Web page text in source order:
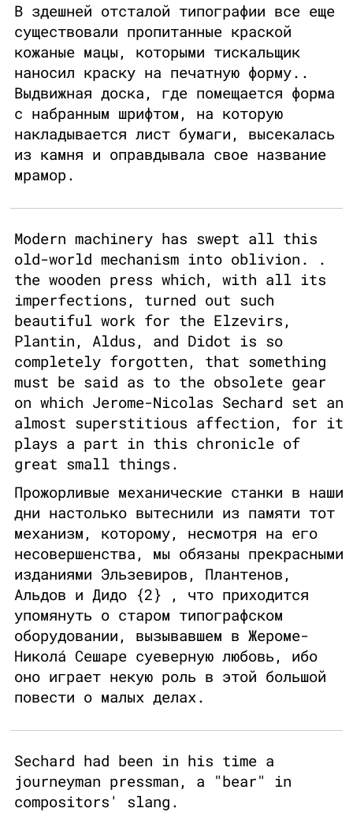
В здешней отсталой типографии все еще
существовали пропитанные краской
кожаные мацы, которыми тискальщик
наносил краску на печатную форму..
Выдвижная доска, где помещается форма
с набранным шрифтом, на которую
накладывается лист бумаги, высекалась
из камня и оправдывала свое название
мрамор.
Modern machinery has swept all this
old-world mechanism into oblivion. .
the wooden press which, with all its
imperfections, turned out such
beautiful work for the Elzevirs,
Plantin, Aldus, and Didot is so
completely forgotten, that something
must be said as to the obsolete gear
on which Jerome-Nicolas Sechard set an
almost superstitious affection, for it
plays a part in this chronicle of
great small things.
Прожорливые механические станки в наши
дни настолько вытеснили из памяти тот
механизм, которому, несмотря на его
несовершенства, мы обязаны прекрасными
изданиями Эльзевиров, Плантенов,
Альдов и Дидо {2} , что приходится
упомянуть о старом типографском
оборудовании, вызывавшем в Жероме-
Николá Сешаре суеверную любовь, ибо
оно играет некую роль в этой большой
повести о малых делах.
Sechard had been in his time a
journeyman pressman, a "bear" in
compositors' slang.